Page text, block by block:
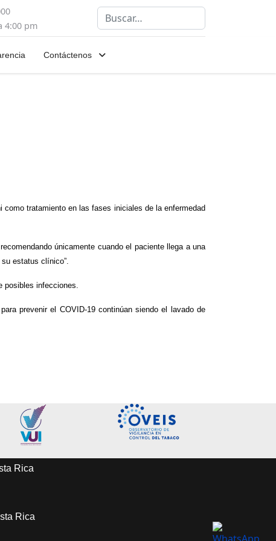
4:00 pm
Buscar
Contáctenos
tratamiento en las fases iniciales de la enfermedad
únicamente cuando el paciente llega a una
estatus clínico”.
posibles infecciones.
prevenir el COVID-19 continúan siendo el lavado de
Rica
Rica